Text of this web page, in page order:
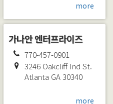
more
가나안 엔터프라이즈
770-457-0901
3246 Oakcliff Ind St.
Atlanta GA30340
more